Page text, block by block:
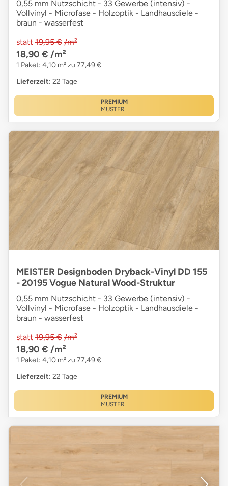
0,55 mm Nutzschicht - 33 Gewerbe (intensiv) -
Vollvinyl - Microfase - Holzoptik - Landhausdiele -
braun - wasserfest
statt 19,95 € /m²
18,90 € /m²
1 Paket: 4,10 m² zu 77,49 €
Lieferzeit: 22 Tage
PREMIUM
MUSTER
MEISTER Designboden Dryback-Vinyl DD 155
- 20195 Vogue Natural Wood-Struktur
0,55 mm Nutzschicht - 33 Gewerbe (intensiv) -
Vollvinyl - Microfase - Holzoptik - Landhausdiele -
braun - wasserfest
statt 19,95 € /m²
18,90 € /m²
1 Paket: 4,10 m² zu 77,49 €
Lieferzeit: 22 Tage
PREMIUM
MUSTER